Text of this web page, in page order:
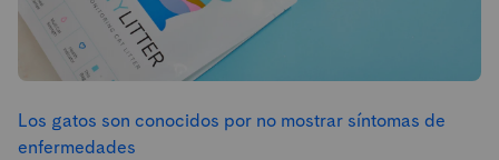
Los gatos son conocidos por no mostrar síntomas de
enfermedades